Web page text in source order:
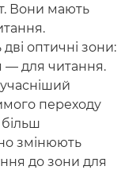
Вони мають
оптичні зони:
— для читання.
переходу
змінюють
до зони для